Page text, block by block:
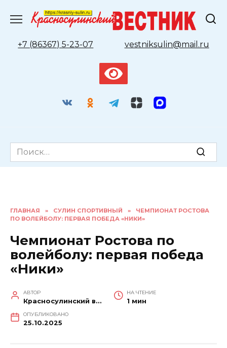
содержанию
+7 (86367) 5-23-07
vestniksulin@mail.ru
Search
for:
ГЛАВНАЯ » СУЛИН СПОРТИВНЫЙ »
ЧЕМПИОНАТ РОСТОВА
ПО ВОЛЕЙБОЛУ: ПЕРВАЯ ПОБЕДА «НИКИ»
Чемпионат Ростова по
волейболу: первая победа
«Ники»
АВТОР
Красносулинский вестник
НА ЧТЕНИЕ
1 мин
ОПУБЛИКОВАНО
25.10.2025